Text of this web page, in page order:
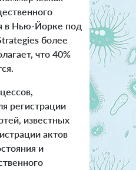
в Нью-Йорке под
более
что 40%
регистрации
известных
актов
и